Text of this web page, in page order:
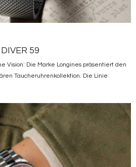
59
Vision: Die Marke Longines präsentiert den
Taucheruhrenkollektion. Die Linie